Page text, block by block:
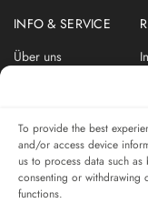
To provide the best
and/or access device
us to process data such
consenting or withdrawing
functions.
INFO & SERVICE
Über uns
ABONNIEREN SIE
Das unabhängige